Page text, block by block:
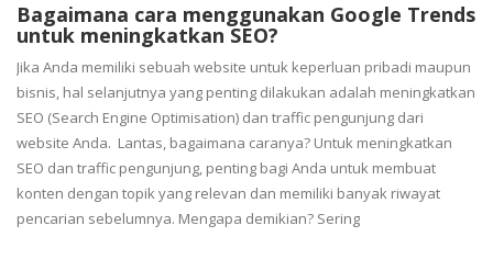
Bagaimana cara menggunakan Google Trends
untuk meningkatkan SEO?
Jika Anda memiliki sebuah website untuk keperluan pribadi maupun
bisnis, hal selanjutnya yang penting dilakukan adalah meningkatkan
SEO (Search Engine Optimisation) dan traffic pengunjung dari
website Anda. Lantas, bagaimana caranya? Untuk meningkatkan
SEO dan traffic pengunjung, penting bagi Anda untuk membuat
konten dengan topik yang relevan dan memiliki banyak riwayat
pencarian sebelumnya. Mengapa demikian? Sering